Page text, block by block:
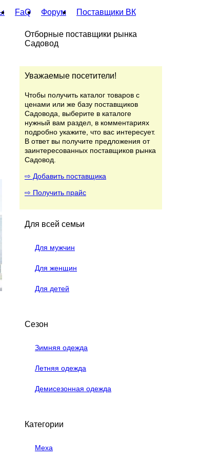
FaQ Форум Поставщики ВК
Отборные поставщики рынка
Садовод
Уважаемые посетители!
Чтобы получить каталог товаров с
ценами или же базу поставщиков
Садовода, выберите в каталоге
нужный вам раздел, в комментариях
подробно укажите, что вас интересует.
В ответ вы получите предложения от
заинтересованных поставщиков рынка
Садовод.
⇨ Добавить поставщика
⇨ Получить прайс
Для всей семьи
Для мужчин
Для женщин
Для детей
Сезон
Зимняя одежда
Летняя одежда
Демисезонная одежда
Категории
Меха